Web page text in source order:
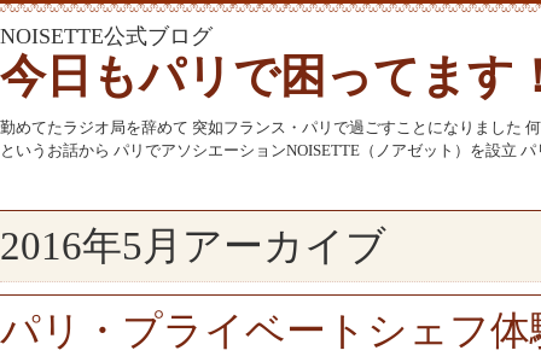
NOISETTE公式ブログ
今日もパリで困ってます
勤めてたラジオ局を辞めて 突如フランス・パリで過ごすことになりました
というお話から パリでアソシエーションNOISETTE（ノアゼット）を設立
2016年5月アーカイブ
パリ・プライベートシェフ体